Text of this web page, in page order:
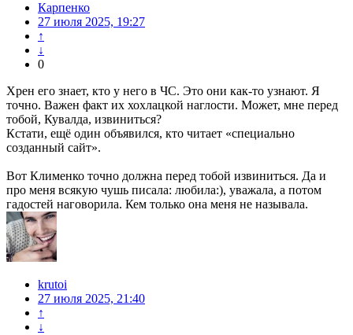
Карпенко
27 июля 2025, 19:27
↑
↓
0
Хрен его знает, кто у него в ЧС. Это они как-то узнают. Я
точно. Важен факт их хохлацкой наглости. Может, мне перед
тобой, Кувалда, извиниться?
Кстати, ещё один объявился, кто читает «специально
созданный сайт».
Вот Клименко точно должна перед тобой извиниться. Да и
про меня всякую чушь писала: любила:), уважала, а потом
гадостей наговорила. Кем только она меня не называла.
krutoi
27 июля 2025, 21:40
↑
↓